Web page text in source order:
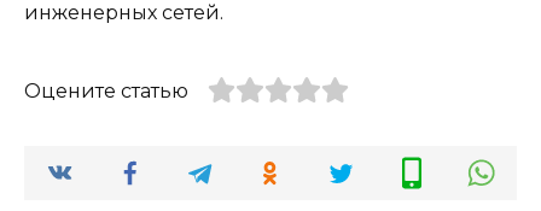
инженерных сетей.
Оцените статью